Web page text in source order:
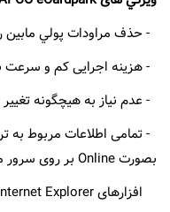
- حذف مراودات پولي مابين
- هزینه اجرایی کم و سرعت
- عدم نیاز به هیچگونه
- تمامی اطلاعات مربوط به
بصورت Online بر روی سرور موجود بوده و قابل دسترس از طریق نرم
افزارهای Internet Explorer است.